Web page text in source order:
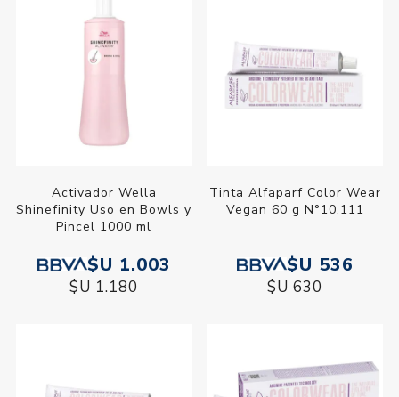
Activador Wella
Shinefinity Uso en Bowls y
Pincel 1000 ml
$U 1.003
$U 1.180
Tinta Alfaparf Color Wear
Vegan 60 g N°10.111
$U 536
$U 630